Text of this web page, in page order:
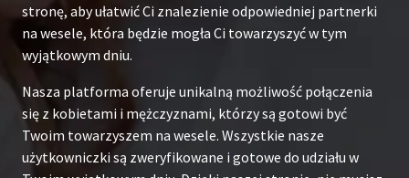
stronę, aby ułatwić Ci znalezienie odpowiedniej partnerki
na wesele, która będzie mogła Ci towarzyszyć w tym
wyjątkowym dniu.
Nasza platforma oferuje unikalną możliwość połączenia
się z kobietami i mężczyznami, którzy są gotowi być
Twoim towarzyszem na wesele. Wszystkie nasze
użytkowniczki są zweryfikowane i gotowe do udziału w